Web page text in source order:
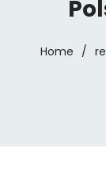
Home /